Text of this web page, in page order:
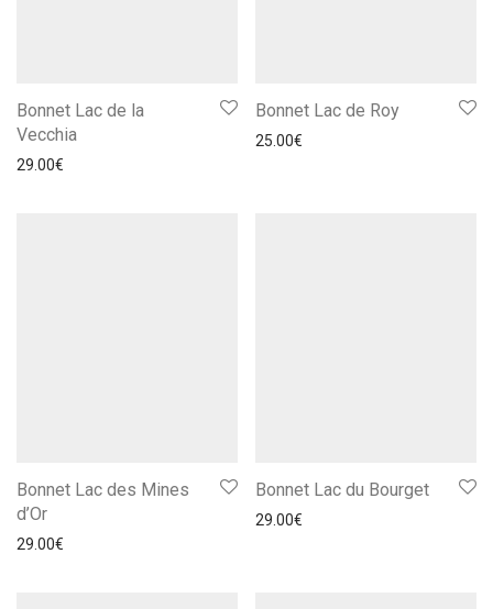
Bonnet Lac de la
Vecchia
29.00€
Bonnet Lac de Roy
25.00€
Bonnet Lac des Mines
d’Or
29.00€
Bonnet Lac du Bourget
29.00€